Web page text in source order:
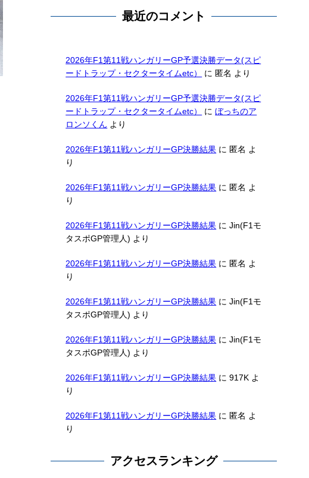
最近のコメント
2026年F1第11戦ハンガリーGP予選決勝データ(スピ
ードトラップ・セクタータイムetc）
に 匿名 より
2026年F1第11戦ハンガリーGP予選決勝データ(スピ
ードトラップ・セクタータイムetc）
にぼっちのア
ロンソくん より
2026年F1第11戦ハンガリーGP決勝結果 に 匿名 よ
り
2026年F1第11戦ハンガリーGP決勝結果 に 匿名 よ
り
2026年F1第11戦ハンガリーGP決勝結果 にJin(F1モ
タスポGP管理人) より
2026年F1第11戦ハンガリーGP決勝結果 に 匿名 よ
り
2026年F1第11戦ハンガリーGP決勝結果 にJin(F1モ
タスポGP管理人) より
2026年F1第11戦ハンガリーGP決勝結果 にJin(F1モ
タスポGP管理人) より
2026年F1第11戦ハンガリーGP決勝結果 に917K よ
り
2026年F1第11戦ハンガリーGP決勝結果 に 匿名 よ
り
アクセスランキング